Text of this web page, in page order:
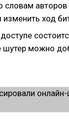
словам
ход
шутер можно